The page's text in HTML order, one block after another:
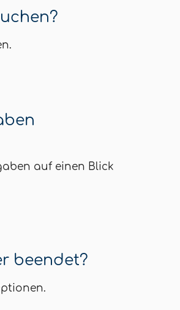
auf einen Blick
beendet?